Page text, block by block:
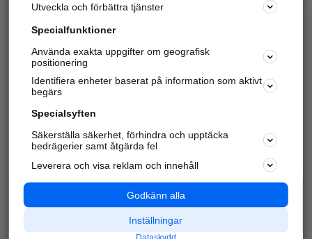
Marknadsför företaget
Kom igång och annonsera mot
samarbetspartners nära dig.
Alla kategorier
Populära sökningar
API & Kartor
Annonsera
Integritet
Nödnummer
Utveckla och förbättra tjänster
Specialfunktioner
Använda exakta uppgifter om geografisk
positionering
Identifiera enheter baserat på information som aktivt
begärs
Specialsyften
Säkerställa säkerhet, förhindra och upptäcka
bedrägerier samt åtgärda fel
Leverera och visa reklam och innehåll
Godkänn alla
Inställningar
Dataskydd